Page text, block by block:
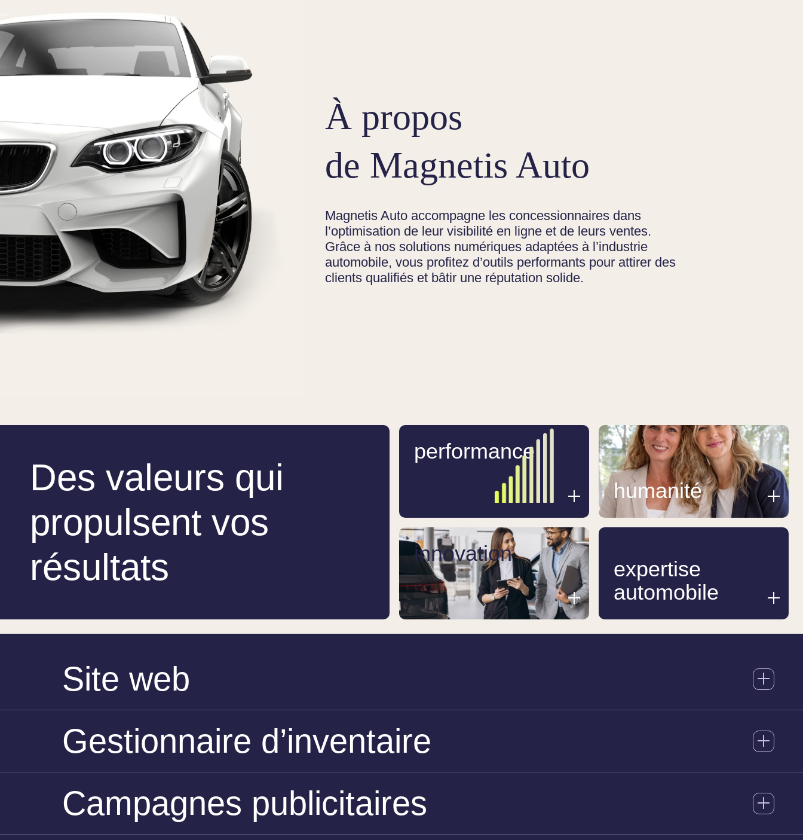
À propos
de Magnetis Auto
Magnetis Auto accompagne les concessionnaires dans
l’optimisation de leur visibilité en ligne et de leurs ventes.
Grâce à nos solutions numériques adaptées à l’industrie
automobile, vous profitez d’outils performants pour attirer des
clients qualifiés et bâtir une réputation solide.
Des valeurs qui
propulsent vos
résultats
performance
humanité
innovation
expertise
automobile
Site web
Gestionnaire d’inventaire
Campagnes publicitaires